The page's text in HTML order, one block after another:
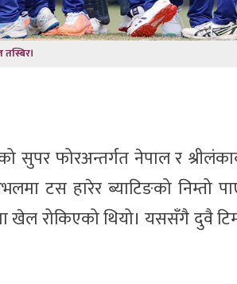
सुपर फोरअन्तर्गत नेपाल र
टस हारेर ब्याटिङको निम्तो
रोकिएको थियो। यससँगै दुवै